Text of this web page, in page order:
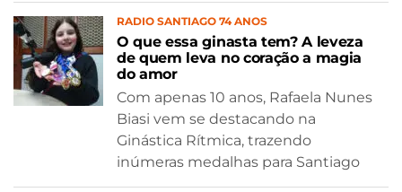
RADIO SANTIAGO 74 ANOS
O que essa ginasta tem? A leveza
de quem leva no coração a magia
do amor
Com apenas 10 anos, Rafaela Nunes
Biasi vem se destacando na
Ginástica Rítmica, trazendo
inúmeras medalhas para Santiago